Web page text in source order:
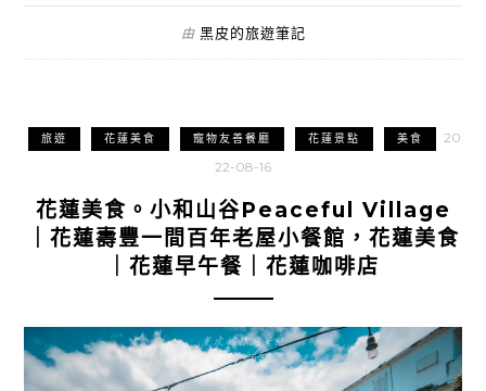
由 黑皮的旅遊筆記
旅遊 花蓮美食 寵物友善餐廳 花蓮景點 美食
20
22-08-16
花蓮美食。小和山谷Peaceful Village
｜花蓮壽豐一間百年老屋小餐館，花蓮美食
｜花蓮早午餐｜花蓮咖啡店